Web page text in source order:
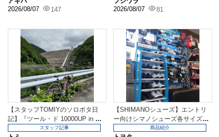
2026/08/07
147
2026/08/07
81
【スタッフTOMIYのソロポタ日
記】『ツール・ド 10000UP in 群
スタッフ記事
【SHIMANOシューズ】エントリ
ー向けシマノシューズ各サイズで
試し履き出来ます...
商品紹介